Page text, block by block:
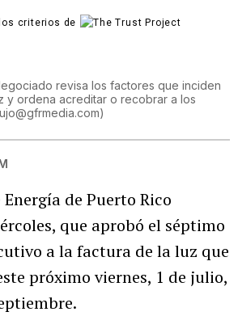
criterios de
revisa los factores que inciden
y ordena acreditar o recobrar a los
)
de Puerto Rico
que aprobó el séptimo
a la factura de la luz que
próximo viernes, 1 de julio,